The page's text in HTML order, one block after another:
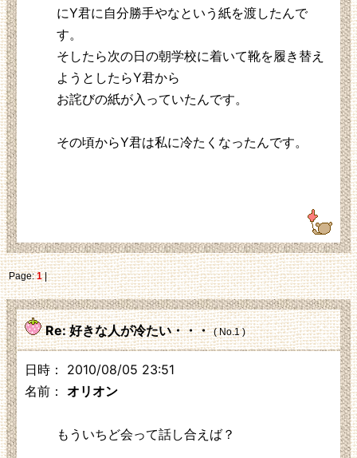
にY君に自分勝手やなという紙を渡したんで
す。
そしたら次の日の朝学校に着いて靴を履き替え
ようとしたらY君から
お詫びの紙が入っていたんです。
その頃からY君は私に冷たくなったんです。
Page:1|
Re: 好きな人が冷たい・・・ ( No.1 )
日時： 2010/08/05 23:51
名前： オリオン
もういちど会って話し合えば？